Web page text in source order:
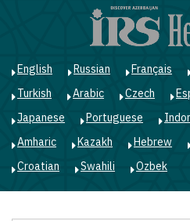
English Russian Français
Turkish
Arabic Czech
Japanese
Portuguese
Amharic
Kazakh Hebrew
Croatian
Swahili Ozbek